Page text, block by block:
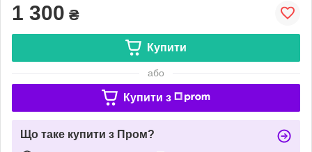
1 300 ₴
Купити
або
Купити з
Що таке купити з Пром?